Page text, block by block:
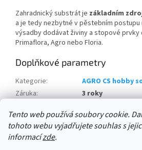
Tento web používá soubory cookie.
tohoto webu vyjadřujete souhlas s
informacízde.
Zahradnický substrát je základním
a je tedy nezbytné v pěstebním
výsadby dodávat živiny a stopové prvky
Primaflora, Agro nebo Floria.
Doplňkové parametry
Kategorie:
AGRO CS hobby
Záruka:
3 roky